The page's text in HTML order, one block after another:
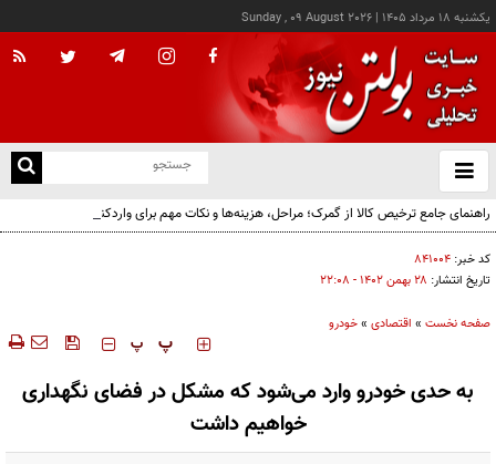
يکشنبه ۱۸ مرداد ۱۴۰۵ |
Sunday , 09 August 2026
باز
و
راهنمای جامع ترخیص کالا از گمرک؛ مراحل، هزینه‌ها و نکات مهم برای واردکنندگان
کد خبر: ۸۴۱۰۰۴
تاریخ انتشار: ۲۸ بهمن ۱۴۰۲ - ۲۲:۰۸
صفحه نخست » اقتصادی »خودرو
‍‍‍ پ پ
به حدی خودرو وارد می‌شود که مشکل در فضای نگهداری
خواهیم داشت